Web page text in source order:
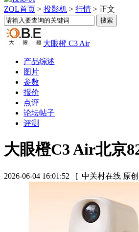
ZOL首页 > 投影机 > 行情 > 正文
大眼橙 C3 Air
产品综述
图片
参数
报价
点评
论坛帖子
评测
大眼橙C3 Air北京
2026-06-04 16:01:52 [ 中关村在线 原